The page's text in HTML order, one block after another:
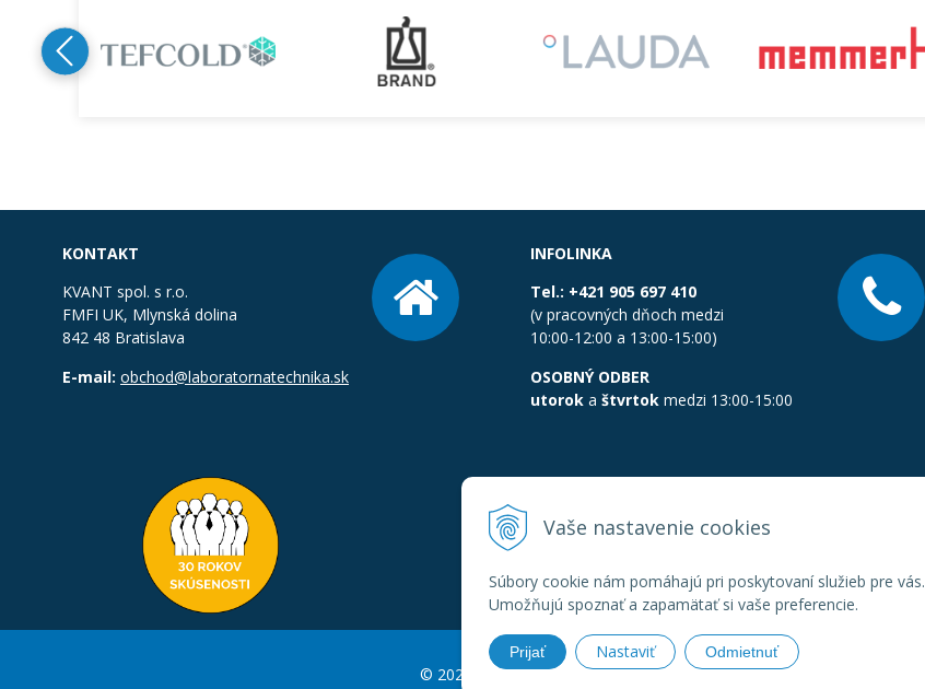
Vaše nastavenie cookies
Súbory cookie nám pomáhajú pri poskytovaní služieb pre vás.
Umožňujú spoznať a zapamätať si vaše preferencie.
Prijať Nastaviť Odmietnuť
KONTAKT
KVANT spol. s r.o.
FMFI UK, Mlynská dolina
842 48 Bratislava
E-mail: obchod@laboratornatechnika.sk
INFOLINKA
Tel.: +421 905 697 410
(v pracovných dňoch medzi
10:00-12:00 a 13:00-15:00)
OSOBNÝ ODBER
utorok a štvrtok medzi 13:00-15:00
© 2026 Laboratornatechnika.sk •Created&e-shop Pohoda connector